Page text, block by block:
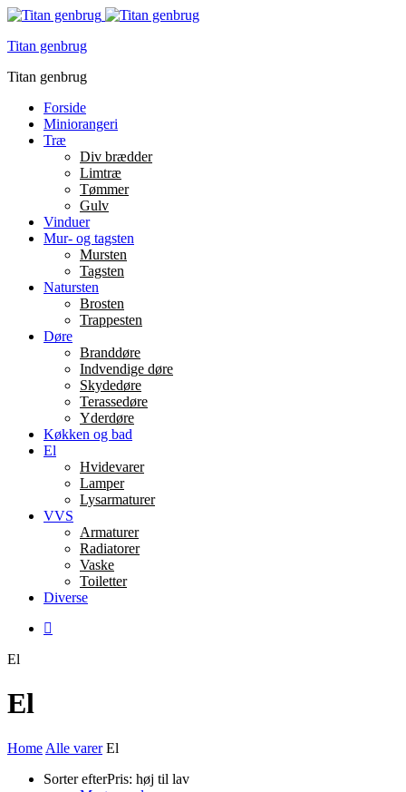
Titan genbrug
Titan genbrug
Forside
Miniorangeri
Træ
Div brædder
Limtræ
Tømmer
Gulv
Vinduer
Mur- og tagsten
Mursten
Tagsten
Natursten
Brosten
Trappesten
Døre
Branddøre
Indvendige døre
Skydedøre
Terassedøre
Yderdøre
Køkken og bad
El
Hvidevarer
Lamper
Lysarmaturer
VVS
Armaturer
Radiatorer
Vaske
Toiletter
Diverse
El
El
Home Alle varer El
Sorter efterPris: høj til lav